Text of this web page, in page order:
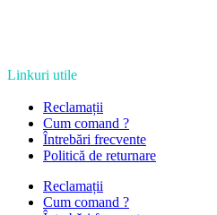
Linkuri utile
Reclamații
Cum comand ?
Întrebări frecvente
Politică de returnare
Reclamații
Cum comand ?